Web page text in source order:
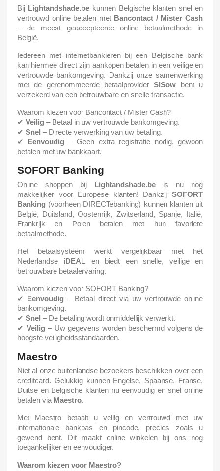
Bij Lightandshade.bekunnen Belgische klanten snel en
vertrouwd online betalen met Bancontact / Mister Cash
– de meest geaccepteerde online betaalmethode in
België.
Iedereen met internetbankieren bij een Belgische bank
kan hiermee direct zijn aankopen betalen in een veilige en
vertrouwde bankomgeving. Dankzij onze samenwerking
met de gerenommeerde betaalproviderSiSow bent u
verzekerd van een betrouwbare en snelle transactie.
Waarom kiezen voor Bancontact / Mister Cash?
✔ Veilig – Betaal in uw vertrouwde bankomgeving.
✔ Snel – Directe verwerking van uw betaling.
✔ Eenvoudig – Geen extra registratie nodig, gewoon
betalen met uw bankkaart.
SOFORT Banking
Online shoppen bij Lightandshade.be is nu nog
makkelijker voor Europese klanten! Dankzij SOFORT
Banking (voorheen DIRECTebanking) kunnen klanten uit
België, Duitsland, Oostenrijk, Zwitserland, Spanje, Italië,
Frankrijk en Polen betalen met hun favoriete
betaalmethode.
Het betaalsysteem werkt vergelijkbaar met het
Nederlandse iDEAL en biedt een snelle, veilige en
betrouwbare betaalervaring.
Waarom kiezen voor SOFORT Banking?
✔ Eenvoudig – Betaal direct via uw vertrouwde online
bankomgeving.
✔ Snel – De betaling wordt onmiddellijk verwerkt.
✔ Veilig – Uw gegevens worden beschermd volgens de
hoogste veiligheidsstandaarden.
Maestro
Niet al onze buitenlandse bezoekers beschikken over een
creditcard. Gelukkig kunnen Engelse, Spaanse, Franse,
Duitse en Belgische klanten nu eenvoudig en snel online
betalen via Maestro.
Met Maestro betaalt u veilig en vertrouwd met uw
internationale bankpas en pincode, precies zoals u
gewend bent. Dit maakt online winkelen bij ons nog
toegankelijker en eenvoudiger.
Waarom kiezen voor Maestro?